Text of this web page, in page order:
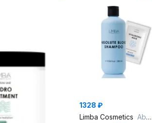
1328 ₽
Limba Cosmetics Absolute Blond Shampoo/Hyaluronic mask